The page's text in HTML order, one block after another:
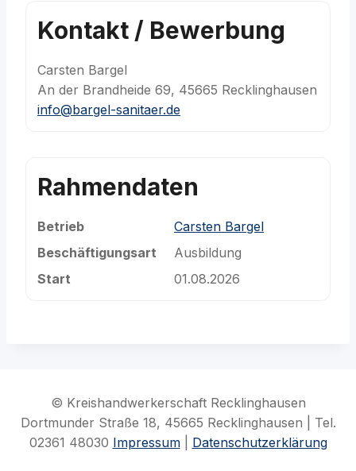
Kontakt / Bewerbung
Carsten Bargel
An der Brandheide 69, 45665 Recklinghausen
info@bargel-sanitaer.de
Rahmendaten
Betrieb
Carsten Bargel
Beschäftigungsart
Ausbildung
Start
01.08.2026
© Kreishandwerkerschaft Recklinghausen
Dortmunder Straße 18, 45665 Recklinghausen | Tel.
02361 48030 Impressum| Datenschutzerklärung